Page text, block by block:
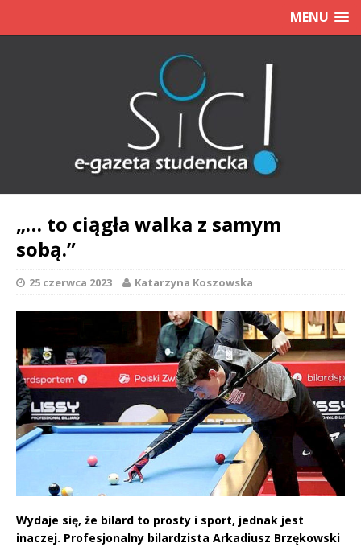
MENU
„… to ciągła walka z samym
sobą.”
25 czerwca 2023 Katarzyna Koszowska
Wydaje się, że bilard to prosty i sport, jednak jest
inaczej. Profesjonalny bilardzista Arkadiusz Brzękowski